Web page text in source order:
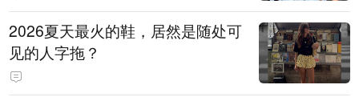
2026夏天最火的鞋，居然是随处可
见的人字拖？